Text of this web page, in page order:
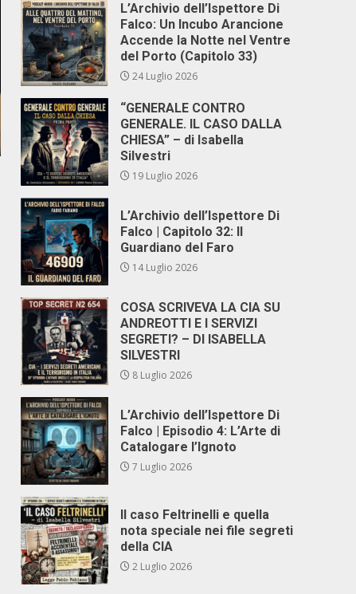
L’Archivio dell’Ispettore Di
Falco: Un Incubo Arancione
Accende la Notte nel Ventre
del Porto (Capitolo 33)
24 Luglio 2026
“GENERALE CONTRO
GENERALE. IL CASO DALLA
CHIESA” – di Isabella
Silvestri
19 Luglio 2026
L’Archivio dell’Ispettore Di
Falco | Capitolo 32: Il
Guardiano del Faro
14 Luglio 2026
COSA SCRIVEVA LA CIA SU
ANDREOTTI E I SERVIZI
SEGRETI? – DI ISABELLA
SILVESTRI
8 Luglio 2026
L’Archivio dell’Ispettore Di
Falco | Episodio 4: L’Arte di
Catalogare l’Ignoto
7 Luglio 2026
Il caso Feltrinelli e quella
nota speciale nei file segreti
della CIA
2 Luglio 2026